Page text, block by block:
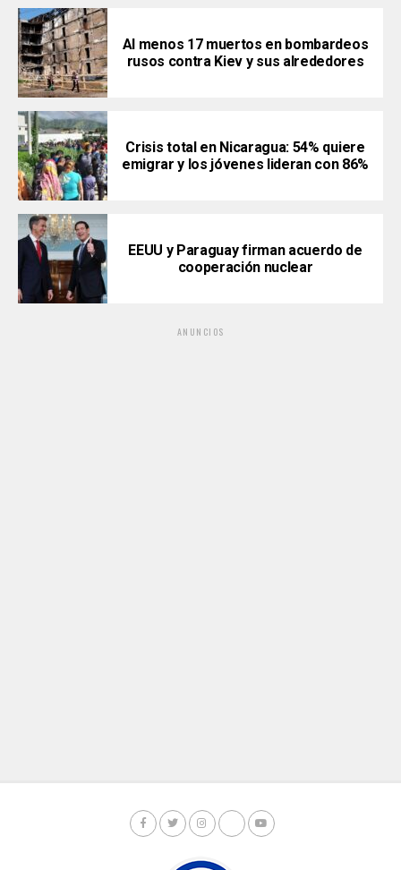
Al menos 17 muertos en bombardeos
rusos contra Kiev y sus alrededores
Crisis total en Nicaragua: 54% quiere
emigrar y los jóvenes lideran con 86%
EEUU y Paraguay firman acuerdo de
cooperación nuclear
ANUNCIOS